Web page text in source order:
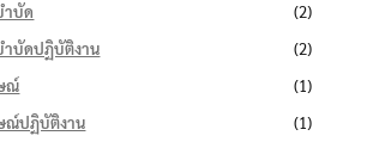
ำบัด
(2)
ำบัดปฏิบัติงาน
(2)
ณ์
(1)
ณ์ปฏิบัติงาน
(1)